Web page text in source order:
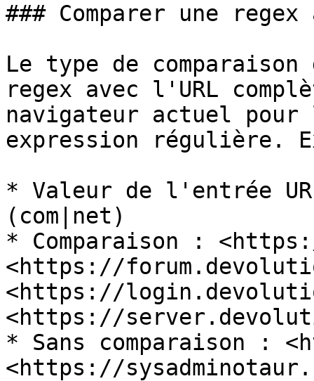
### Comparer une
Le type de
regex avec l'URL
navigateur actuel
expression régulière.
* Valeur de l'entrée
(com|net)
* Comparaison :
<https://
<https://
<https://
* Sans comparaison :
<https://